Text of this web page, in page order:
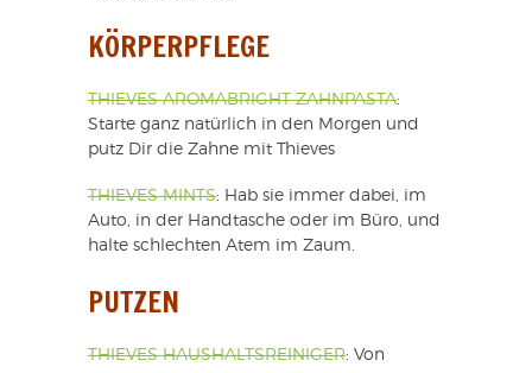
KÖRPERPFLEGE
THIEVES AROMABRIGHT ZAHNPASTA:
Starte ganz natürlich in den Morgen und
putz Dir die Zahne mit Thieves
THIEVES MINTS: Hab sie immer dabei, im
Auto, in der Handtasche oder im Büro, und
halte schlechten Atem im Zaum.
PUTZEN
THIEVES HAUSHALTSREINIGER: Von